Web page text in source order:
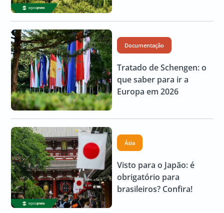
Documentação
Tratado de Schengen: o
que saber para ir a
Europa em 2026
Ásia
Visto para o Japão: é
obrigatório para
brasileiros? Confira!